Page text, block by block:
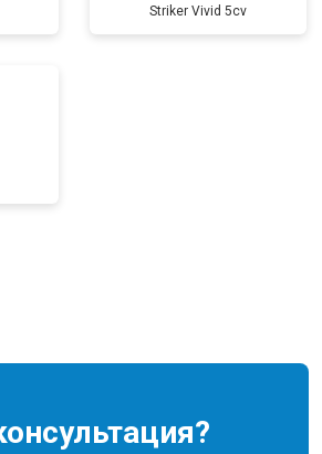
Striker Vivid 5cv